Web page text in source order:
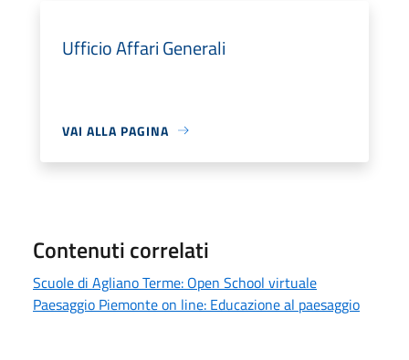
Ufficio Affari Generali
VAI ALLA PAGINA
Contenuti correlati
Scuole di Agliano Terme: Open School virtuale
Paesaggio Piemonte on line: Educazione al paesaggio